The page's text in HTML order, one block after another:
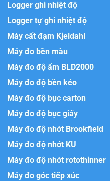
Logger ghi nhiệt độ
Logger tự ghi nhiệt độ
Máy cất đạm Kjeldahl
Máy đo bền màu
Máy đo độ ẩm BLD2000
Máy đo độ bền kéo
Máy đo độ bục carton
Máy đo độ bục giấy
Máy đo độ nhớt Brookfield
Máy đo độ nhớt KU
Máy đo độ nhớt rotothinner
Máy đo góc tiếp xúc